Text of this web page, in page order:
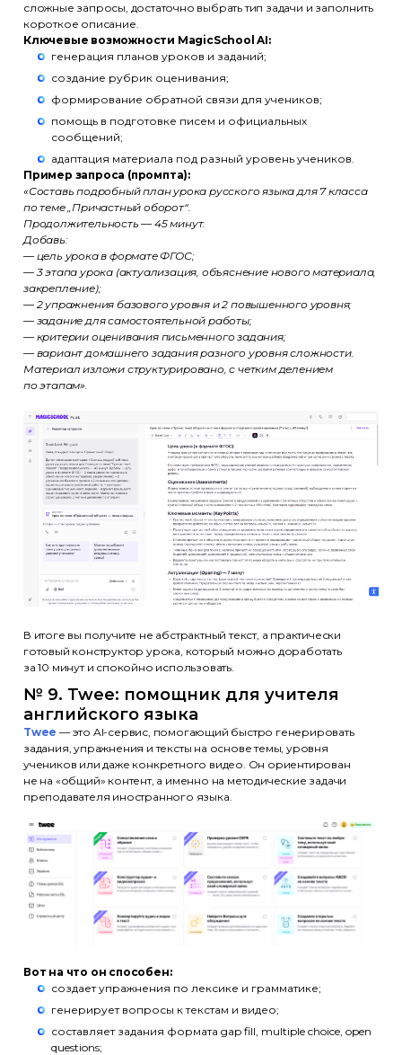
сложные запросы, достаточно выбрать тип задачи и заполнить
короткое описание.
Ключевые возможности MagicSchool AI:
генерация планов уроков и заданий;
создание рубрик оценивания;
формирование обратной связи для учеников;
помощь в подготовке писем и официальных
сообщений;
адаптация материала под разный уровень учеников.
Пример запроса (промпта):
«Составь подробный план урока русского языка для 7 класса
по теме „Причастный оборот“.
Продолжительность — 45 минут.
Добавь:
— цель урока в формате ФГОС;
— 3 этапа урока (актуализация, объяснение нового материала,
закрепление);
— 2 упражнения базового уровня и 2 повышенного уровня;
— задание для самостоятельной работы;
— критерии оценивания письменного задания;
— вариант домашнего задания разного уровня сложности.
Материал изложи структурировано, с четким делением
по этапам».
В итоге вы получите не абстрактный текст, а практически
готовый конструктор урока, который можно доработать
за 10 минут и спокойно использовать.
№ 9. Twee: помощник для учителя
английского языка
Twee — это AI-сервис, помогающий быстро генерировать
задания, упражнения и тексты на основе темы, уровня
учеников или даже конкретного видео. Он ориентирован
не на «общий» контент, а именно на методические задачи
преподавателя иностранного языка.
Вот на что он способен:
создает упражнения по лексике и грамматике;
генерирует вопросы к текстам и видео;
составляет задания формата gap fill, multiple choice, open
questions;
Эксперты
+7 (495) 788-53-26
ООО «Актион-Диджитал» г. Москва,
1-й Земельный переулок, 1
© ООО «Актион-Диджитал»,
2026 г. Все права защищены
Политика обработки
персональных данных
Информация на сайте носит
информационный характер
и не является публичной офертой
(ст. 437 ГК РФ)
Использование файлов cookie